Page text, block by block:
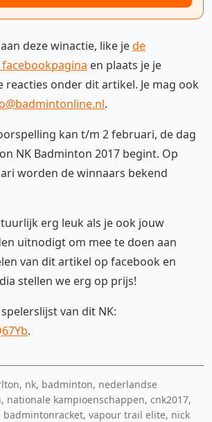
deze winactie, like jede
en plaats je je
reacties onder dit artikel. Je mag ook
.
kan t/m 2 februari, de dag
NK Badminton 2017 begint. Op
worden de winnaars bekend
erg leuk als je ook jouw
uitnodigt om mee te doen aan
van dit artikel op facebook en
stellen we erg op prijs!
van dit NK:
.
nk, badminton, nederlandse
nationale kampioenschappen, cnk2017,
vapour trail elite, nick